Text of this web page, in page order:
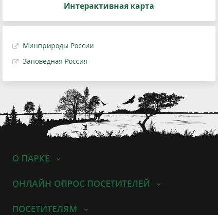
Интерактивная карта
Минприроды России
Заповедная Россия
О ПАРКЕ
ОНЛАЙН ОПРОС ПОСЕТИТЕЛЕЙ
ПОСЕТИТЕЛЯМ